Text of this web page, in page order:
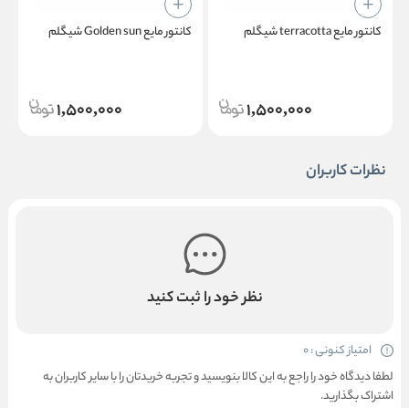
کانتور مایع terracotta شیگلم
1,500,000
کانتور مایع Golden sun شیگلم
1,500,000
نظرات کاربران
نظر خود را ثبت کنید
امتیاز کنونی : 0
لطفا دیدگاه خود را راجع به این کالا بنویسید و تجربه خریدتان را با سایر کاربران به
اشتراک بگذارید.